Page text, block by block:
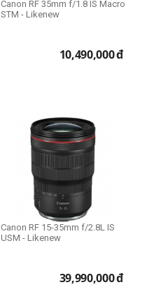
Canon RF 35mm f/1.8 IS Macro
STM - Likenew
10,490,000đ
Canon RF 15-35mm f/2.8L IS
USM - Likenew
39,990,000đ